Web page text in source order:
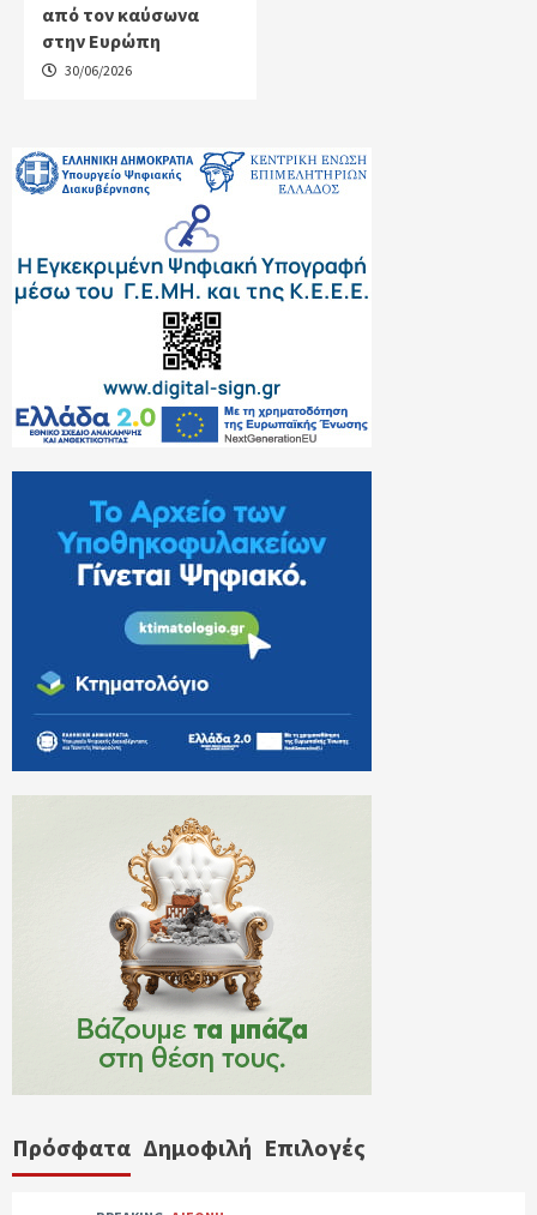
από τον καύσωνα
στην Ευρώπη
30/06/2026
Πρόσφατα Δημοφιλή Επιλογές